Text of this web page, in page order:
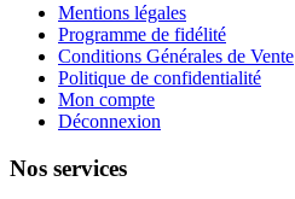
Mentions légales
Programme de fidélité
Conditions Générales de Vente
Politique de confidentialité
Mon compte
Déconnexion
Nos services